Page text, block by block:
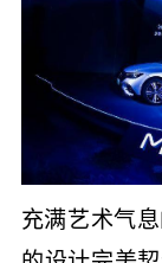
充满艺术气